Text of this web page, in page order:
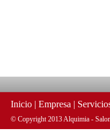
Inicio | Empresa |
© Copyright 2013 Alquimia -